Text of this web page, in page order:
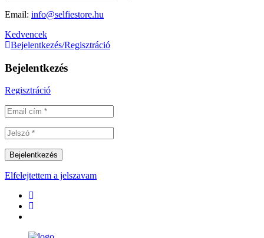
Email: info@selfiestore.hu
Kedvencek
Bejelentkezés/Regisztráció
Bejelentkezés
Regisztráció
Elfelejtettem a jelszavam